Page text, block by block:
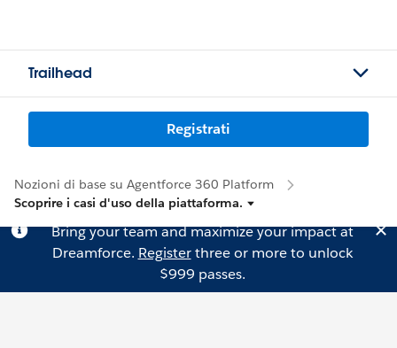
Trailhead
Registrati
Nozioni di base su Agentforce 360 Platform
Scoprire i casi d'uso della piattaforma.
Bring your team and maximize your impact at
Dreamforce. Registerthree or more to unlock
$999 passes.